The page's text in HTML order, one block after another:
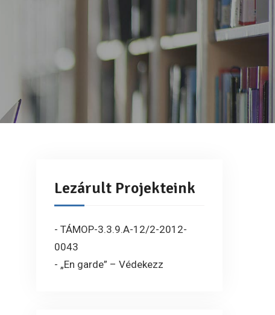
Lezárult Projekteink
- TÁMOP-3.3.9.A-12/2-2012-
0043
- „En garde” – Védekezz